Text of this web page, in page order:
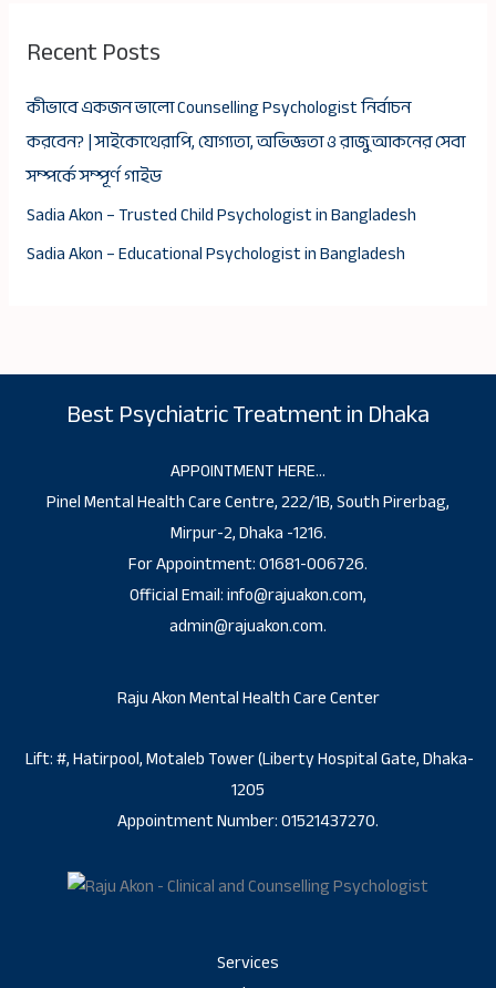
Recent Posts
কীভাবে একজন ভালো Counselling Psychologist নির্বাচন
করবেন? | সাইকোথেরাপি, যোগ্যতা, অভিজ্ঞতা ও রাজু আকনের সেবা
সম্পর্কে সম্পূর্ণ গাইড
Sadia Akon – Trusted Child Psychologist in Bangladesh
Sadia Akon – Educational Psychologist in Bangladesh
Best Psychiatric Treatment in Dhaka
APPOINTMENT HERE…
Pinel Mental Health Care Centre, 222/1B, South Pirerbag,
Mirpur-2, Dhaka -1216.
For Appointment: 01681-006726.
Official Email: info@rajuakon.com,
admin@rajuakon.com.
Raju Akon Mental Health Care Center
Lift: #, Hatirpool, Motaleb Tower (Liberty Hospital Gate, Dhaka-
1205
Appointment Number: 01521437270.
Services